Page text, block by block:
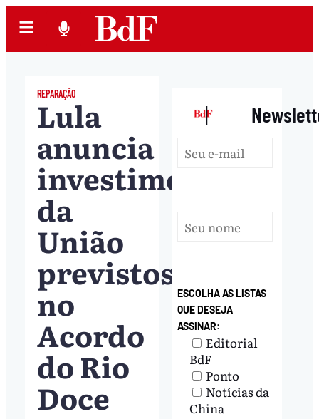
REPARAÇÃO
Lula
anuncia
investimentos
da
União
previstos
no
Acordo
do Rio
Doce
|
ESCOLHA AS LISTAS
QUE DESEJA
ASSINAR:
Editorial
BdF
Ponto
Notícias da
China